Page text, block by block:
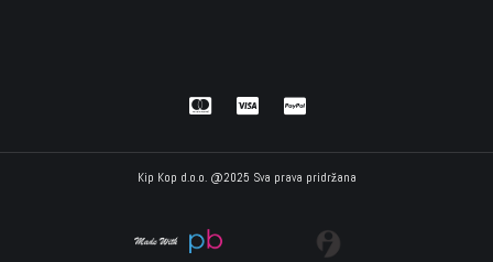
Kip Kop d.o.o. @2025 Sva prava pridržana